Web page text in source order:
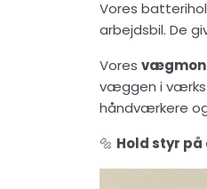
Vores
arbejdsbil. De
Vores
væggen i
håndværkere
🔩 Hold styr